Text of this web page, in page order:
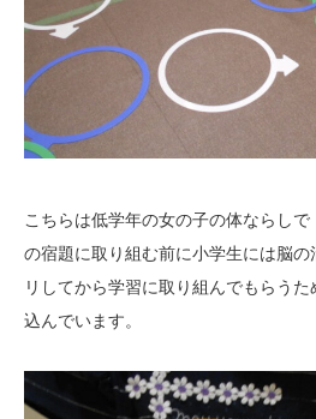
こちらは低学年の女の子の体ならし
の宿題に取り組む前に小学生には脳
リしてから学習に取り組んでもらう
込んでいます。